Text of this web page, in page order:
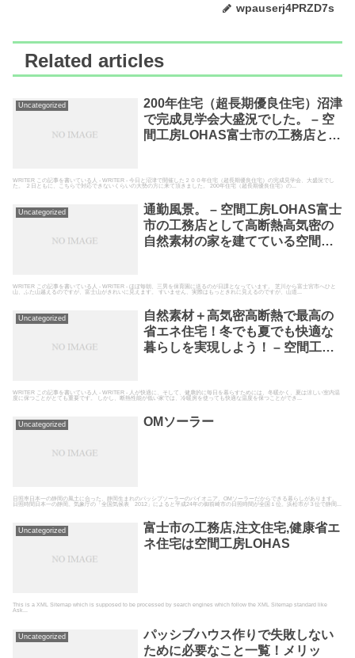
wpauserj4PRZD7s
Related articles
Uncategorized
200年住宅（超長期優良住宅）沼津
で完成見学会大盛況でした。 – 空
間工房LOHAS富士市の工務店とし
WRITER この記事を書いている人 - WRITER - 今日と沼津で開催した２００年住宅（超長期優良住宅）の完成見学会、大盛況でし
た。 ２日ともに、こちらで対応できないくらいの大勢の方に来て頂きました。 200年住宅（超長期優良住宅）の...
Uncategorized
通勤風景。 – 空間工房LOHAS富士
市の工務店として高断熱高気密の
自然素材の家を建てている空間工
WRITER この記事を書いている人 - WRITER - ほぼ毎朝、三男を保育園に送るのが日課となっています。 芝川から富士宮市へひと
山、ふた山越えるのですが、富士山がきれいに見えます。 すいません、実際はもっときれに見えるのですが、山道...
Uncategorized
自然素材＋高気密高断熱で最高の
省エネ住宅！冬でも夏でも快適な
暮らしを実現しよう！ – 空間工房
いる空間工房LOHAS
WRITER この記事を書いている人 - WRITER - 人が快適に、そして、健康的に毎日を暮らすためには、冬暖かく、夏は涼しい室内温
度に保つことがとても重要です。 しかし、断熱性能が低い家では、冷暖房を使っても快適な温度を保つことができ...
Uncategorized OMソーラー
日照率日本一の静岡の風土に合った、静岡生まれのパッシブソーラーのパイオニア、OMソーラーだからできる暮らしがあります。
日照時間日本一の静岡。気象庁の「全国気候表 2012」によると平成24年の御前崎市の日照時間が全国１位。浜松市が３位で静岡...
Uncategorized
富士市の工務店,注文住宅,健康省エ
ネ住宅は空間工房LOHAS
This is a XML Sitemap which is supposed to be processed by search engines which follow the XML Sitemap standard like
Ask...
Uncategorized
パッシブハウス作りで失敗しない
ために必要なこと一覧！メリッ